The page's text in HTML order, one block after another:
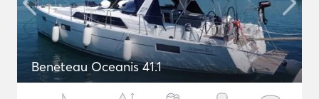
Beneteau Oceanis 41.1